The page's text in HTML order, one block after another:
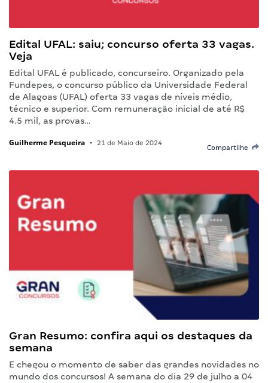
Edital UFAL: saiu; concurso oferta 33 vagas.
Veja
Edital UFAL é publicado, concurseiro. Organizado pela
Fundepes, o concurso público da Universidade Federal
de Alagoas (UFAL) oferta 33 vagas de níveis médio,
técnico e superior. Com remuneração inicial de até R$
4.5 mil, as provas…
Guilherme Pesqueira • 21 de Maio de 2024
Compartilhe
Gran Resumo: confira aqui os destaques da
semana
E chegou o momento de saber das grandes novidades no
mundo dos concursos! A semana do dia 29 de julho a 04